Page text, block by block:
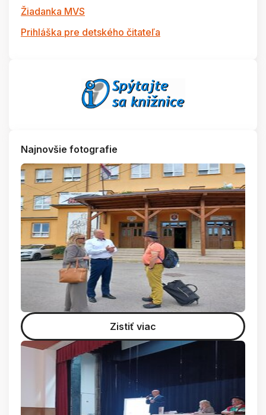
Žiadanka MVS
Prihláška pre detského čitateľa
Najnovšie fotografie
Zistiť viac